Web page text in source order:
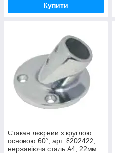
Купити
Стакан лєєрний з круглою
основою 60°, арт. 8202422,
нержавіюча сталь А4, 22мм